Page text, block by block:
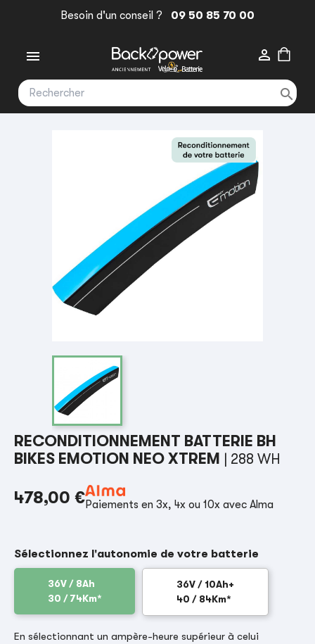
Besoin d'un conseil ? 09 50 85 70 00
 

RECONDITIONNEMENT BATTERIE BH
BIKES EMOTION NEO XTREM
| 288 WH
478,00 €Paiements en 3x, 4x ou 10x avec Alma
Sélectionnez l'autonomie de votre batterie
36V / 8Ah
30 / 74Km*
36V / 10Ah+
40 / 84Km*
En sélectionnant un ampère-heure supérieur à celui